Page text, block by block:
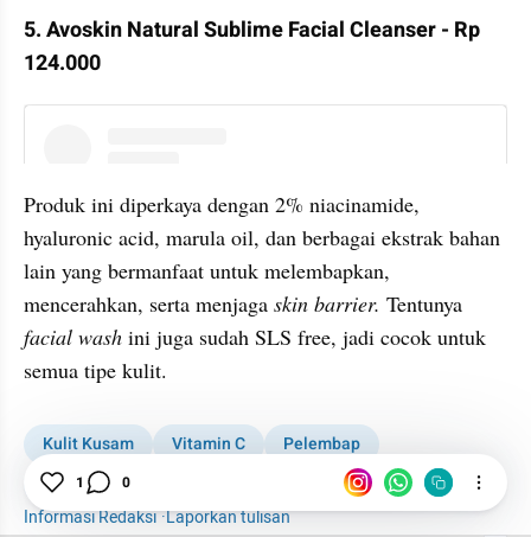
5. Avoskin Natural Sublime Facial Cleanser - Rp
124.000
Produk ini diperkaya dengan 2% niacinamide,
hyaluronic acid, marula oil, dan berbagai ekstrak bahan
lain yang bermanfaat untuk melembapkan,
mencerahkan, serta menjaga skin barrier.
facial wash ini juga sudah SLS free, jadi cocok untuk
semua tipe kulit.
Kulit Kusam Vitamin C
Pelembap
SEO kumparanWOMAN
Informasi Redaksi·Laporkan tulisan
1 0